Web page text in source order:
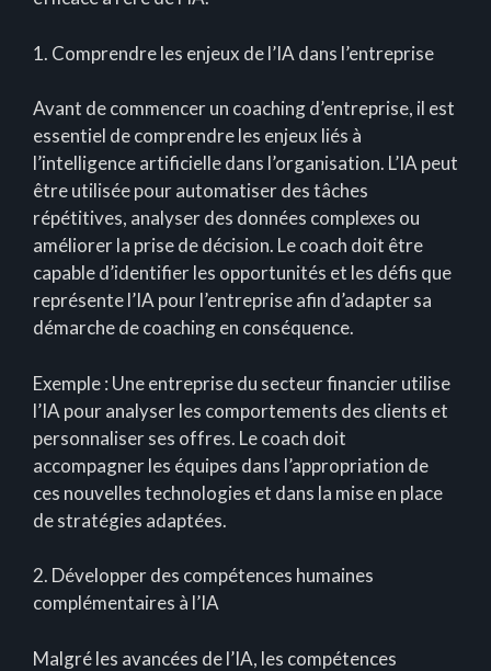
1. Comprendre les enjeux de l’IA dans l’entreprise
Avant de commencer un coaching d’entreprise, il est
essentiel de comprendre les enjeux liés à
l’intelligence artificielle dans l’organisation. L’IA peut
être utilisée pour automatiser des tâches
répétitives, analyser des données complexes ou
améliorer la prise de décision. Le coach doit être
capable d’identifier les opportunités et les défis que
représente l’IA pour l’entreprise afin d’adapter sa
démarche de coaching en conséquence.
Exemple : Une entreprise du secteur financier utilise
l’IA pour analyser les comportements des clients et
personnaliser ses offres. Le coach doit
accompagner les équipes dans l’appropriation de
ces nouvelles technologies et dans la mise en place
de stratégies adaptées.
2. Développer des compétences humaines
complémentaires à l’IA
Malgré les avancées de l’IA, les compétences